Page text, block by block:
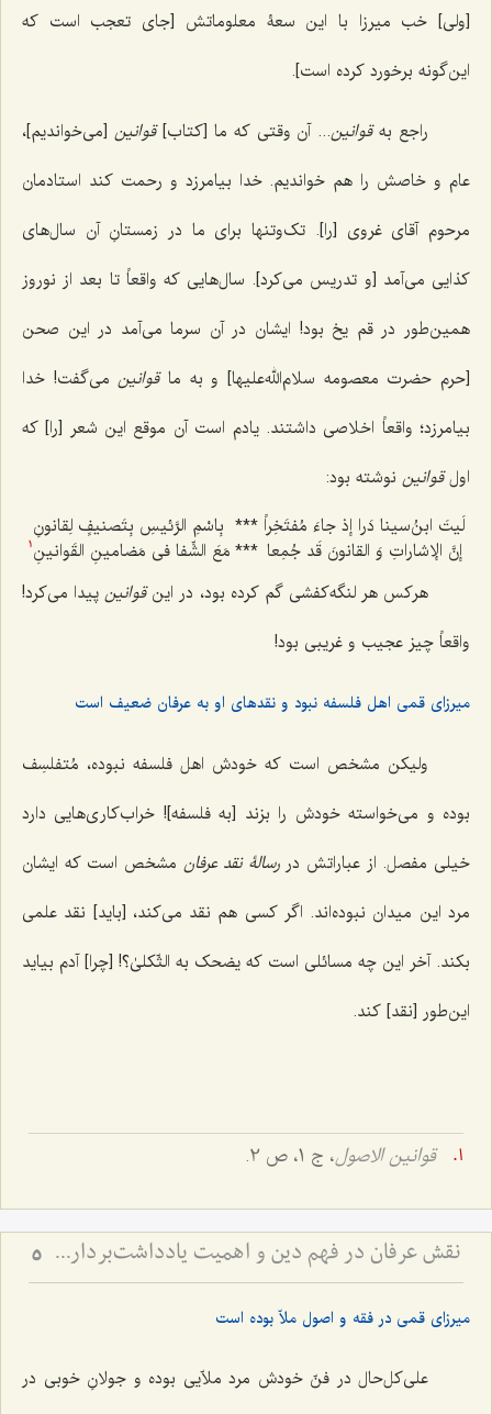
[ولی] خب میرزا با این سعۀ معلوماتش [جای تعجب است که
این‌گونه برخورد کرده است].
راجع بهقوانین... آن وقتی که ما [کتاب]قوانین [می‌خواندیم]،
عام و خاصش را هم خواندیم. خدا بیامرزد و رحمت کند استادمان
مرحوم آقای غروی [را]. تک‌وتنها برای ما در زمستانِ آن سال‌های
کذایی می‌آمد [و تدریس می‌کرد]. سال‌هایی که واقعاً تا بعد از نوروز
همین‌طور در قم یخ بود! ایشان در آن سرما می‌آمد در این صحن
[حرم حضرت معصومه سلام‌الله‌علیها] و به ماقوانینمی‌گفت! خدا
بیامرزد؛ واقعاً اخلاصی داشتند. یادم است آن موقع این شعر [را] که
اولقوانین نوشته بود:
لَیتَ ابنُ‌سینا دَرا إذ جاءَ مُفتَخِراً *** بِاسْمِ الرَّئیسِ بِتَصنیفٍ لِقانونِ
إنَّ الإشاراتِ وَ القانونَ قَد جُمِعا *** مَعَ الشِّفا فی مَضامینِ القَوانینِ 1
هرکس هر لنگه‌کفشی گم کرده بود، در اینقوانینپیدا می‌کرد!
واقعاً چیز عجیب و غریبی بود!
میرزای قمی اهل فلسفه نبود و نقدهای او به عرفان ضعیف است
ولیکن مشخص است که خودش اهل فلسفه نبوده، مُتفلسِف
بوده و می‌خواسته خودش را بزند [به فلسفه]! خراب‌کاری‌هایی دارد
خیلی مفصل. از عباراتش دررسالۀ نقد عرفان مشخص است که ایشان
مرد این میدان نبوده‌اند. اگر کسی هم نقد می‌کند، [باید] نقد علمی
‌بکند. آخر این چه مسائلی است که یضحک به الثّکلیٰ؟! [چرا] آدم بیاید
این‌طور [نقد] کند.
قوانین الاصول، ج 1، ص 2.
نقش عرفان در فهم دین و اهمیت یادداشت‌برداری برای اهل علم 5
میرزای قمی در فقه و اصول ملاّ بوده است
علی‌کل‌حال در فنّ خودش مرد ملاّیی بوده و جولانِ خوبی در